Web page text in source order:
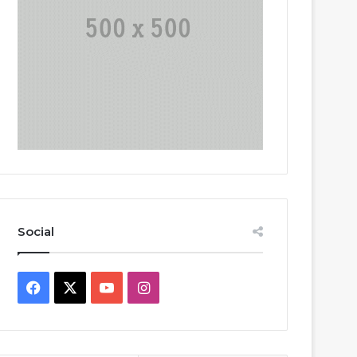
Social
Facebook YouTubeInstagram